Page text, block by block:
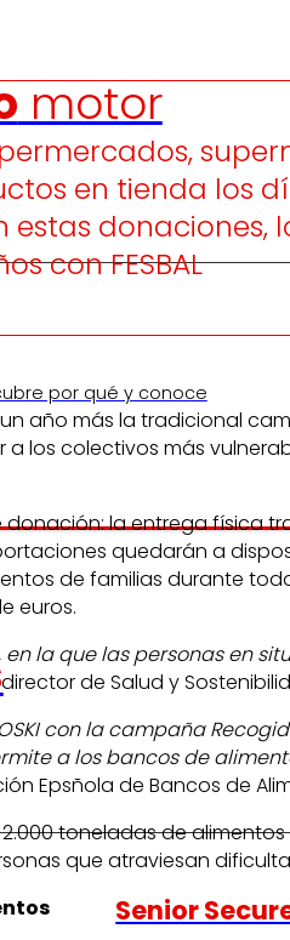
motor
por qué y conoce
Senior
en tienda los
con FESBAL
año más la tradicional
los colectivos más
la entrega física
quedarán a
de familias durante
euros.
en la que las personas
de Salud y
con la campaña
a los bancos de
Epsñola de Bancos de
toneladas de
que atraviesan